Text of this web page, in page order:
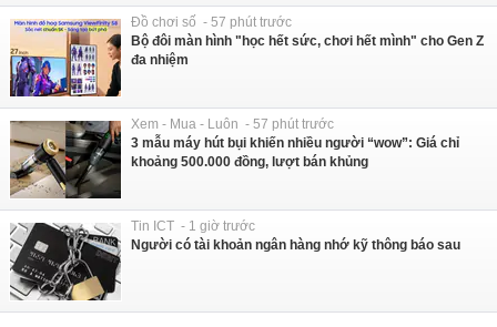
Đồ chơi số - 57 phút trước
Bộ đôi màn hình "học hết sức, chơi hết mình" cho Gen Z
đa nhiệm
Xem - Mua - Luôn - 57 phút trước
3 mẫu máy hút bụi khiến nhiều người “wow”: Giá chỉ
khoảng 500.000 đồng, lượt bán khủng
Tin ICT - 1 giờ trước
Người có tài khoản ngân hàng nhớ kỹ thông báo sau